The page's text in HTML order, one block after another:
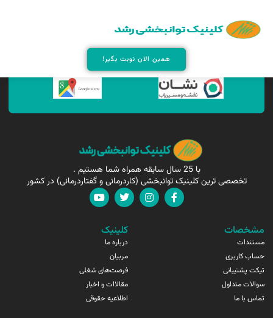
همین الان نوبت بگیر!
همین الان مارا پیدا کنید !
با 25 سال سابقه همراه شما هستیم .
تخصصی ترین کلینیک توانبخشی (کاردرمانی و گفتاردرمانی) در کشور
مشخصات
مستندات
حساب کاربری
تیکت پشتیبانی
سوالات متداول
تماس با ما
کلینیک
درباره ما
مربیان
فرصت‌های شغلی
مقالاات و اخبار
اطلاعیه حقوقی